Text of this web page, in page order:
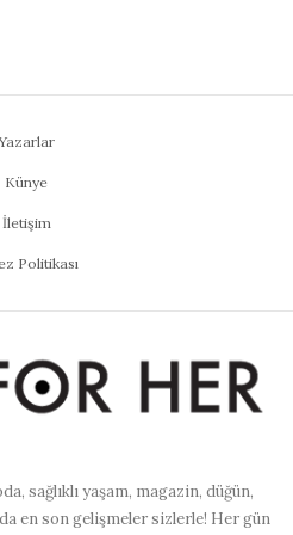
Künye
İletişim
Politikası
sağlıklı yaşam, magazin, düğün,
en son gelişmeler sizlerle! Her gün